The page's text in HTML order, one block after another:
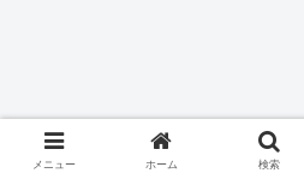
メニュー ホーム 検索